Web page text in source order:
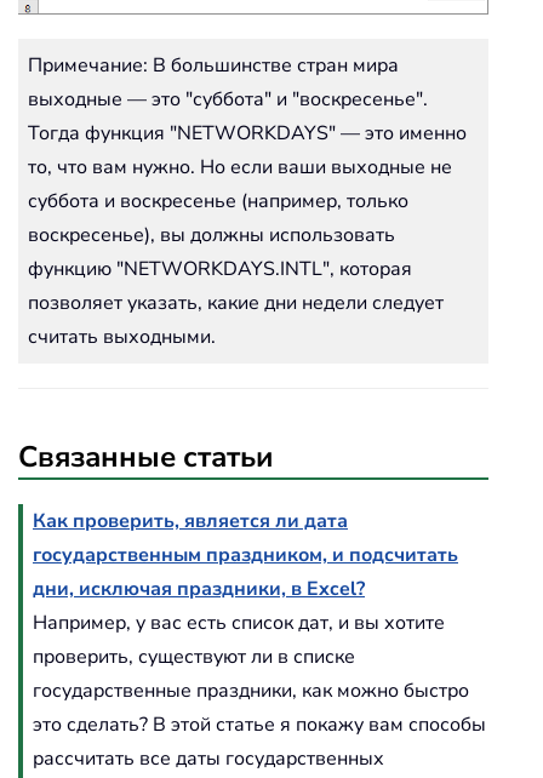
Примечание: В большинстве стран мира
выходные — это "суббота" и "воскресенье".
Тогда функция "NETWORKDAYS" — это именно
то, что вам нужно. Но если ваши выходные не
суббота и воскресенье (например, только
воскресенье), вы должны использовать
функцию "NETWORKDAYS.INTL", которая
позволяет указать, какие дни недели следует
считать выходными.
Связанные статьи
Как проверить, является ли дата
государственным праздником, и подсчитать
дни, исключая праздники, в Excel?
Например, у вас есть список дат, и вы хотите
проверить, существуют ли в списке
государственные праздники, как можно быстро
это сделать? В этой статье я покажу вам способы
рассчитать все даты государственных